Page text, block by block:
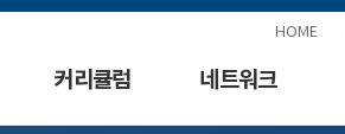
HOME
커리큘럼 네트워크